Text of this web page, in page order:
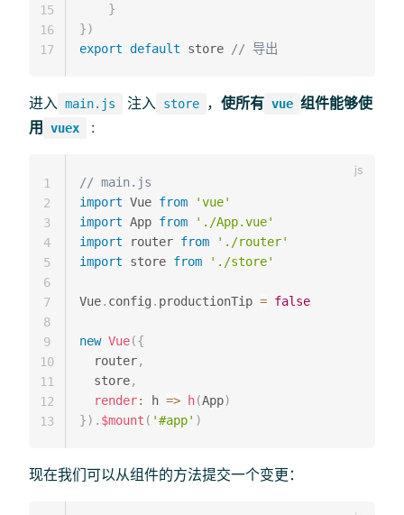
}
})
export default store // 导出
15
16
17
进入 main.js 注入 store ， 使所有 vue 组件能够使
用 vuex :
// main.js
import Vue from
'vue'
import App from
'./App.vue'
import router from
'./router'
import store from './store'
Vue. config . productionTip = false
new Vue({
  router
,
  store
,
render: h => h(App)
}) . $mount ( '#app' )
1
2
3
4
5
6
7
8
9
10
11
12
13
现在我们可以从组件的方法提交一个变更：